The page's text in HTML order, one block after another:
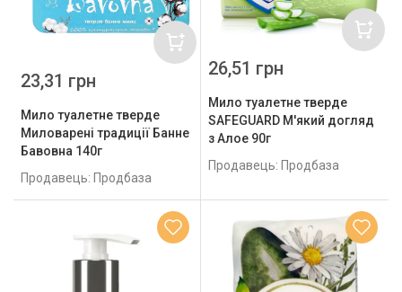
Мило туалетне тверде
Миловарені традиції Банне
Бавовна 140г
Продавець: Продбаза
23,31 грн
Мило туалетне тверде
SAFEGUARD М'який догляд
з Алое 90г
Продавець: Продбаза
26,51 грн